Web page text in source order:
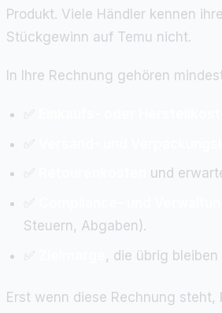
Produkt. Viele Händler kennen
Stückgewinn auf Temu nicht.
In Ihre Rechnung gehören
und
Steuern, Abgaben).
, die übrig bleiben
Erst wenn diese Rechnung steht,